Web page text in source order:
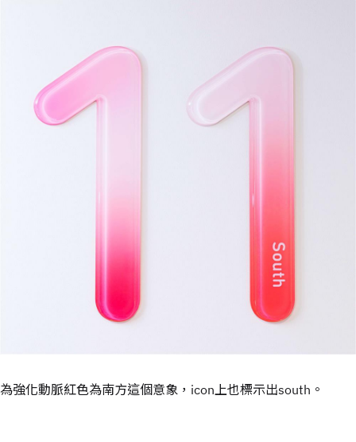
為強化動脈紅色為南方這個意象，icon上也標示出south。